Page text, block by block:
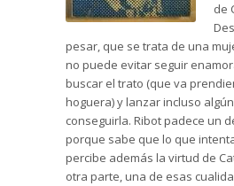
de
pesar, que se trata de una
no puede evitar seguir
buscar el trato (que va
hoguera) y lanzar incluso
conseguirla. Ribot padece un
porque sabe que lo que
percibe además la virtud de
otra parte, una de esas